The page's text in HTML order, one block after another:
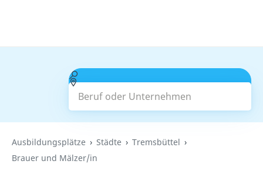
Beruf oder Unternehmen
Suchen
Ausbildungsplätze Städte
Tremsbüttel
Brauer und Mälzer/in